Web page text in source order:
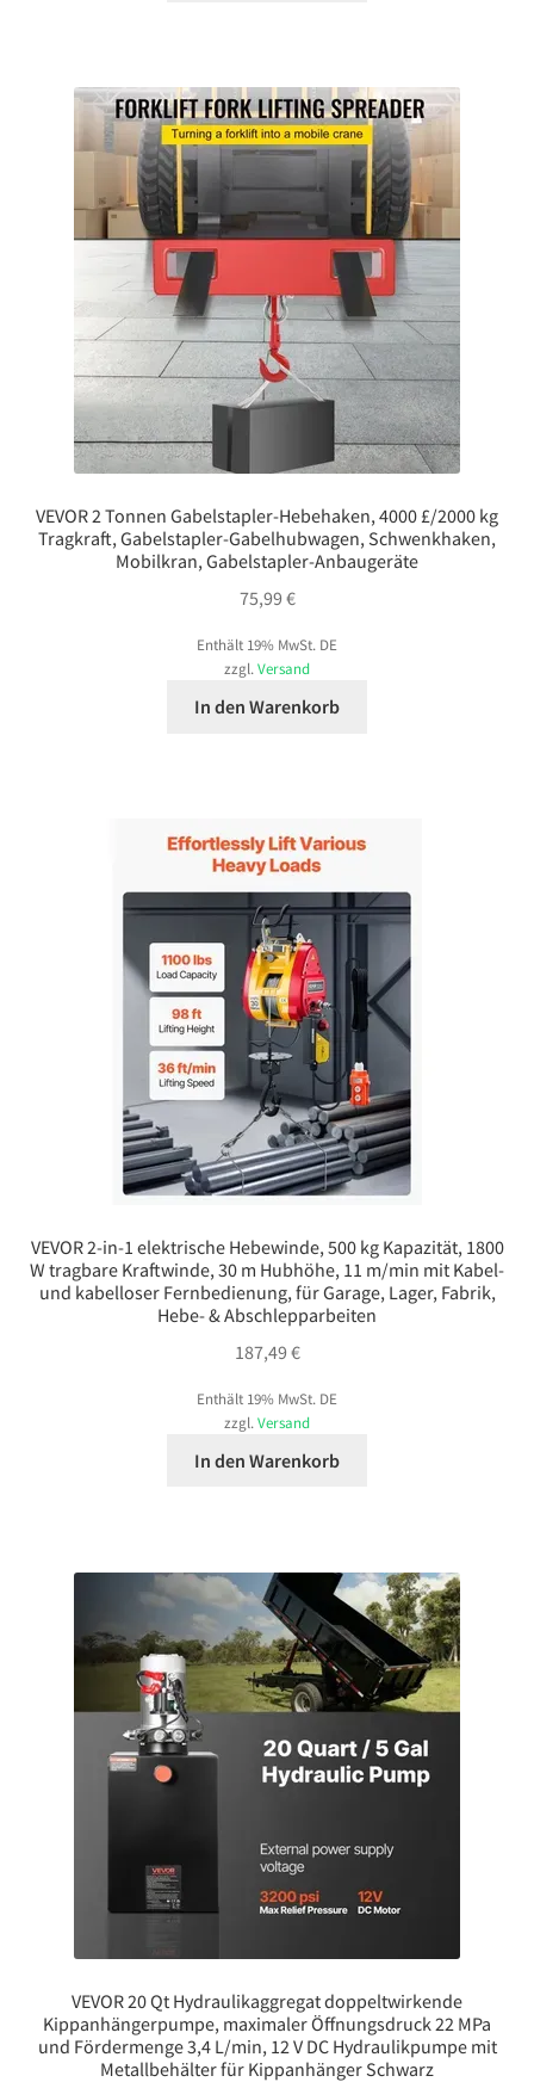
VEVOR 2 Tonnen Gabelstapler-Hebehaken, 4000 £/2000 kg
Tragkraft, Gabelstapler-Gabelhubwagen, Schwenkhaken,
Mobilkran, Gabelstapler-Anbaugeräte
75,99 €
Enthält 19% MwSt. DE
zzgl. Versand
In den Warenkorb
VEVOR 2-in-1 elektrische Hebewinde, 500 kg Kapazität, 1800
W tragbare Kraftwinde, 30 m Hubhöhe, 11 m/min mit Kabel-
und kabelloser Fernbedienung, für Garage, Lager, Fabrik,
Hebe- & Abschlepparbeiten
187,49 €
Enthält 19% MwSt. DE
zzgl. Versand
In den Warenkorb
VEVOR 20 Qt Hydraulikaggregat doppeltwirkende
Kippanhängerpumpe, maximaler Öffnungsdruck 22 MPa
und Fördermenge 3,4 L/min, 12 V DC Hydraulikpumpe mit
Metallbehälter für Kippanhänger Schwarz